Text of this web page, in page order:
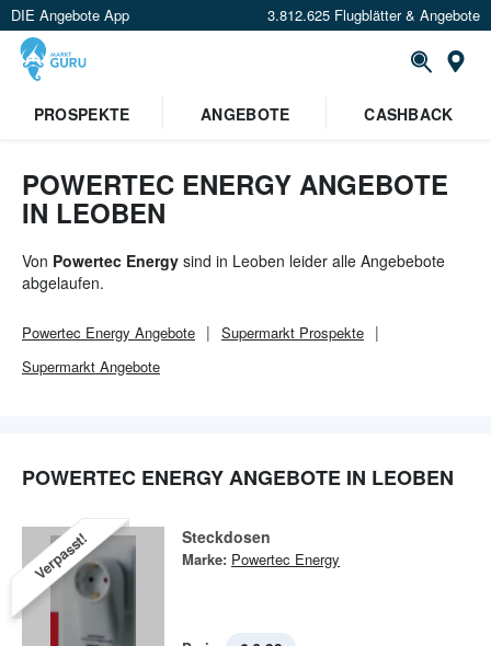
DIE Angebote App 3.812.625 Flugblätter & Angebote
PROSPEKTE
ANGEBOTE CASHBACK
POWERTEC ENERGY ANGEBOTE
IN LEOBEN
Von Powertec Energy sind in Leoben leider alle Angebebote
abgelaufen.
Powertec Energy Angebote Supermarkt Prospekte
Supermarkt Angebote
POWERTEC ENERGY ANGEBOTE IN LEOBEN
Verpasst! Steckdosen
Marke: Powertec Energy